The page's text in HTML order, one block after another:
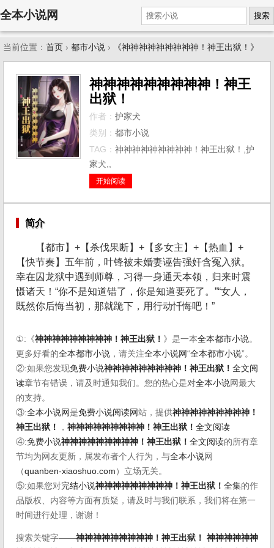
全本小说网 搜索
当前位置： 首页 › 都市小说 › 《神神神神神神神神神！神王出狱！》
神神神神神神神神神！神王
出狱！
作者： 护家犬
类别： 都市小说
TAG： 神神神神神神神神神！神王出狱！,护
家犬,,
开始阅读
简介
【都市】+【杀伐果断】+【多女主】+【热血】+
【快节奏】五年前，叶锋被未婚妻诬告强奸含冤入狱。
幸在囚龙狱中遇到师尊，习得一身通天本领，归来时震
慑诸天！“你不是知道错了，你是知道要死了。”“女人，
既然你后悔当初，那就跪下，用行动忏悔吧！”
①:《神神神神神神神神神！神王出狱！ 》是一本全本都市小说。
更多好看的全本都市小说 ，请关注全本小说网“全本都市小说”。
②:如果您发现免费小说神神神神神神神神神！神王出狱！ 全文阅
读章节有错误，请及时通知我们。您的热心是对全本小说网最大
的支持。
③:全本小说网是免费小说阅读网站，提供神神神神神神神神神！
神王出狱！
， 神神神神神神神神神！神王出狱！ 全文阅读
④:免费小说神神神神神神神神神！神王出狱！ 全文阅读的所有章
节均为网友更新，属发布者个人行为，与全本小说网
（quanben-xiaoshuo.com ）立场无关。
⑤:如果您对完结小说神神神神神神神神神！神王出狱！ 全集的作
品版权、内容等方面有质疑，请及时与我们联系，我们将在第一
时间进行处理，谢谢！
搜索关键字——神神神神神神神神神！神王出狱！ 神神神神神神